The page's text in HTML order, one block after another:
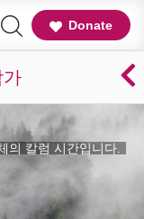
Donate
가
의 칼럼 시간입니다.